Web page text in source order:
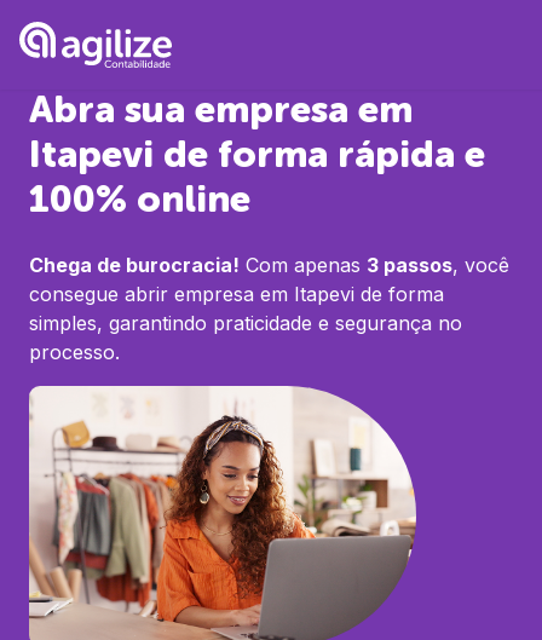
Abra sua empresa em
Itapevi de forma rápida e
100% online
Chega de burocracia! Com apenas 3 passos, você
consegue abrir empresa em Itapevi de forma
simples, garantindo praticidade e segurança no
processo.